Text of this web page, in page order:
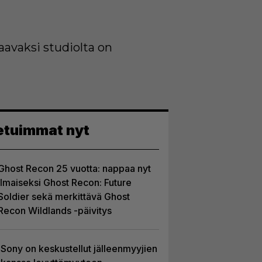
studiolta on
nyt
Recon 25 vuotta: nappaa nyt
Ghost Recon: Future
sekä merkittävä Ghost
Wildlands -päivitys
Sony on keskustellut jälleenmyyjien